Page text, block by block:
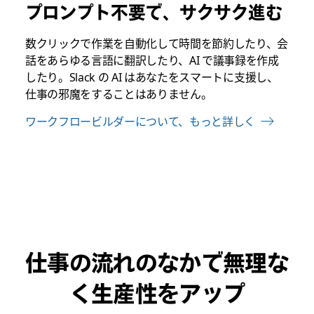
プロンプト不要で、サクサク進む
数クリックで作業を自動化して時間を節約したり、会
話をあらゆる言語に翻訳したり、AI で議事録を作成
したり。Slack の AI はあなたをスマートに支援し、
仕事の邪魔をすることはありません。
ワークフロービルダーについて、もっと詳しく
仕事の流れのなかで無理な
く生産性をアップ